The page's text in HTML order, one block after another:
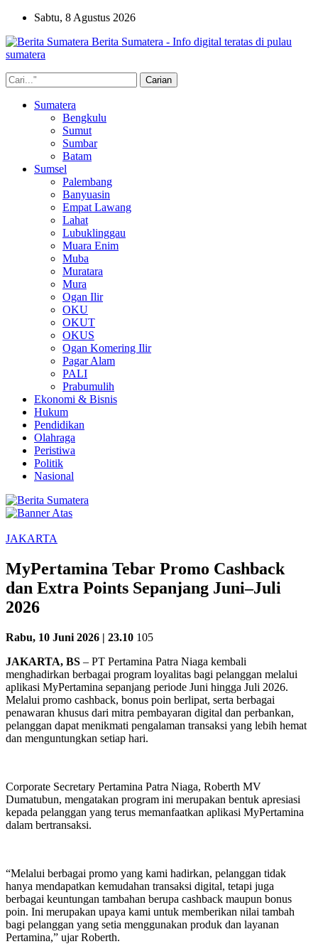
Sabtu, 8 Agustus 2026
Berita Sumatera - Info digital teratas di pulau
sumatera
Sumatera
Bengkulu
Sumut
Sumbar
Batam
Sumsel
Palembang
Banyuasin
Empat Lawang
Lahat
Lubuklinggau
Muara Enim
Muba
Muratara
Mura
Ogan Ilir
OKU
OKUT
OKUS
Ogan Komering Ilir
Pagar Alam
PALI
Prabumulih
Ekonomi & Bisnis
Hukum
Pendidikan
Olahraga
Peristiwa
Politik
Nasional
JAKARTA
MyPertamina Tebar Promo Cashback
dan Extra Points Sepanjang Juni–Juli
2026
Rabu, 10 Juni 2026 | 23.10 105
JAKARTA, BS – PT Pertamina Patra Niaga kembali
menghadirkan berbagai program loyalitas bagi pelanggan melalui
aplikasi MyPertamina sepanjang periode Juni hingga Juli 2026.
Melalui promo cashback, bonus poin berlipat, serta berbagai
penawaran khusus dari mitra pembayaran digital dan perbankan,
pelanggan dapat menikmati pengalaman transaksi yang lebih hemat
dan menguntungkan setiap hari.
Corporate Secretary Pertamina Patra Niaga, Roberth MV
Dumatubun, mengatakan program ini merupakan bentuk apresiasi
kepada pelanggan yang terus memanfaatkan aplikasi MyPertamina
dalam bertransaksi.
“Melalui berbagai promo yang kami hadirkan, pelanggan tidak
hanya mendapatkan kemudahan transaksi digital, tetapi juga
berbagai keuntungan tambahan berupa cashback maupun bonus
poin. Ini merupakan upaya kami untuk memberikan nilai tambah
bagi pelanggan yang setia menggunakan produk dan layanan
Pertamina,” ujar Roberth.